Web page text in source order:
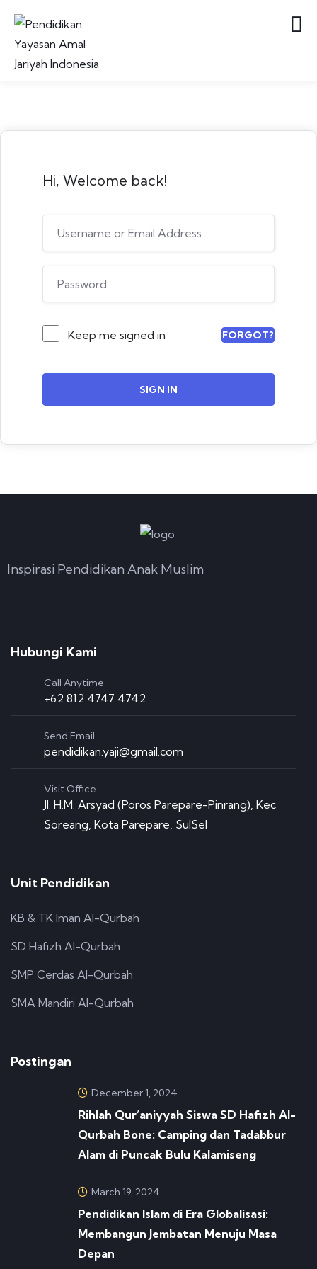
Hi, Welcome back!
Keep me signed in FORGOT?
SIGN IN
Inspirasi Pendidikan Anak Muslim
Hubungi Kami
Call Anytime
+62 812 4747 4742
Send Email
pendidikan.yaji@gmail.com
Visit Office
Jl. H.M. Arsyad (Poros Parepare-Pinrang), Kec
Soreang, Kota Parepare, SulSel
Unit Pendidikan
KB & TK Iman Al-Qurbah
SD Hafizh Al-Qurbah
SMP Cerdas Al-Qurbah
SMA Mandiri Al-Qurbah
Postingan
December 1, 2024
Rihlah Qur’aniyyah Siswa SD Hafizh Al-
Qurbah Bone: Camping dan Tadabbur
Alam di Puncak Bulu Kalamiseng
March 19, 2024
Pendidikan Islam di Era Globalisasi:
Membangun Jembatan Menuju Masa
Depan